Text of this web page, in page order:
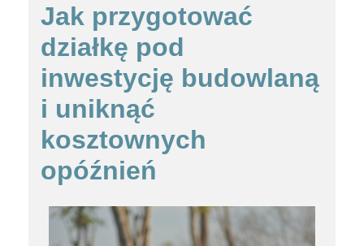
Jak przygotować
działkę pod
inwestycję budowlaną
i uniknąć
kosztownych
opóźnień